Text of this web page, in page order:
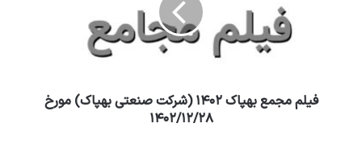
فیلم مجمع بهپاک ۱۴۰۲ (شرکت صنعتی بهپاک) مورخ
۱۴۰۲/۱۲/۲۸